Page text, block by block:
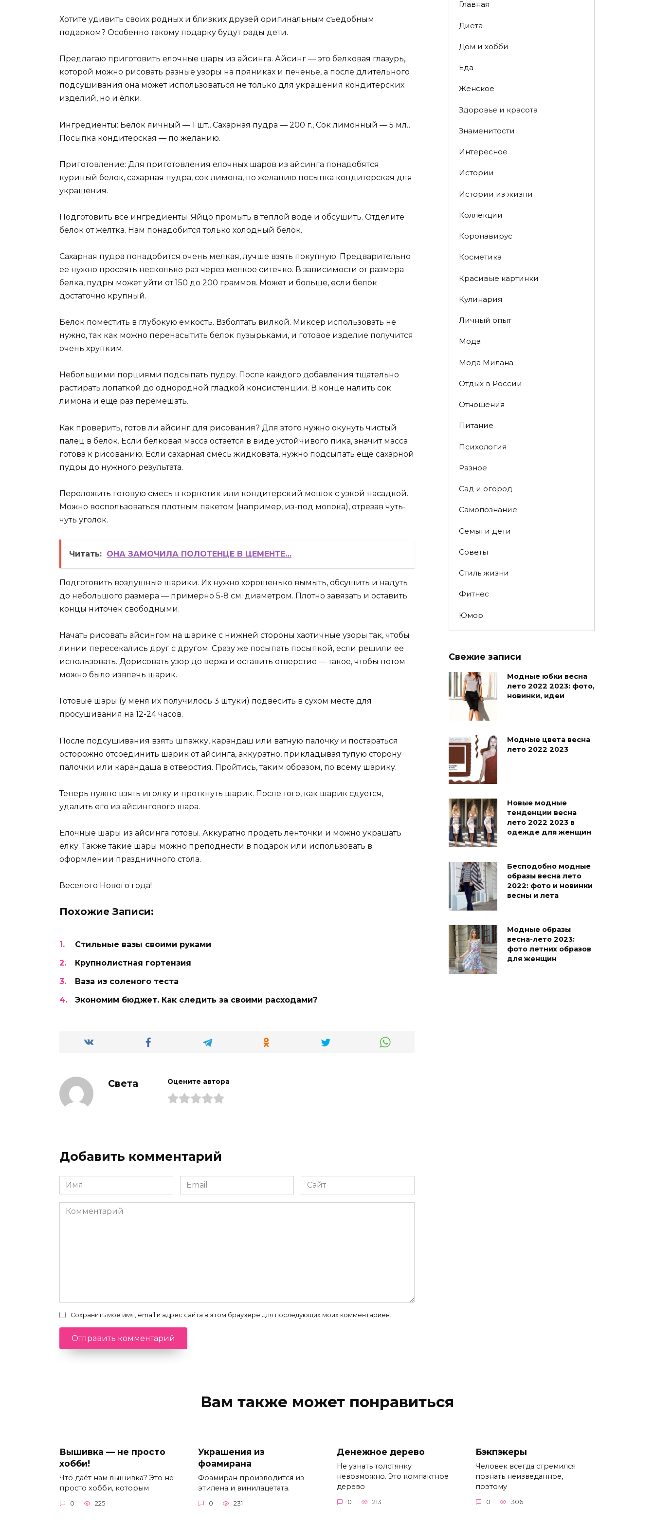
Хотите удивить своих родных и близких друзей оригинальным съедобным
подарком? Особенно такому подарку будут рады дети.
Предлагаю приготовить елочные шары из айсинга. Айсинг — это белковая глазурь,
которой можно рисовать разные узоры на пряниках и печенье, а после длительного
подсушивания она может использоваться не только для украшения кондитерских
изделий, но и ёлки.
Ингредиенты: Белок яичный — 1 шт., Сахарная пудра — 200 г., Сок лимонный — 5 мл.,
Посыпка кондитерская — по желанию.
Приготовление: Для приготовления елочных шаров из айсинга понадобятся
куриный белок, сахарная пудра, сок лимона, по желанию посыпка кондитерская для
украшения.
Подготовить все ингредиенты. Яйцо промыть в теплой воде и обсушить. Отделите
белок от желтка. Нам понадобится только холодный белок.
Сахарная пудра понадобится очень мелкая, лучше взять покупную. Предварительно
ее нужно просеять несколько раз через мелкое ситечко. В зависимости от размера
белка, пудры может уйти от 150 до 200 граммов. Может и больше, если белок
достаточно крупный.
Белок поместить в глубокую емкость. Взболтать вилкой. Миксер использовать не
нужно, так как можно перенасытить белок пузырьками, и готовое изделие получится
очень хрупким.
Небольшими порциями подсыпать пудру. После каждого добавления тщательно
растирать лопаткой до однородной гладкой консистенции. В конце налить сок
лимона и еще раз перемешать.
Как проверить, готов ли айсинг для рисования? Для этого нужно окунуть чистый
палец в белок. Если белковая масса остается в виде устойчивого пика, значит масса
готова к рисованию. Если сахарная смесь жидковата, нужно подсыпать еще сахарной
пудры до нужного результата.
Переложить готовую смесь в корнетик или кондитерский мешок с узкой насадкой.
Можно воспользоваться плотным пакетом (например, из-под молока), отрезав чуть-
чуть уголок.
Читать: ОНА ЗАМОЧИЛА ПОЛОТЕНЦЕ В ЦЕМЕНТЕ…
Подготовить воздушные шарики. Их нужно хорошенько вымыть, обсушить и надуть
до небольшого размера — примерно 5-8 см. диаметром. Плотно завязать и оставить
концы ниточек свободными.
Начать рисовать айсингом на шарике с нижней стороны хаотичные узоры так, чтобы
линии пересекались друг с другом. Сразу же посыпать посыпкой, если решили ее
использовать. Дорисовать узор до верха и оставить отверстие — такое, чтобы потом
можно было извлечь шарик.
Готовые шары (у меня их получилось 3 штуки) подвесить в сухом месте для
просушивания на 12-24 часов.
После подсушивания взять шпажку, карандаш или ватную палочку и постараться
осторожно отсоединить шарик от айсинга, аккуратно, прикладывая тупую сторону
палочки или карандаша в отверстия. Пройтись, таким образом, по всему шарику.
Теперь нужно взять иголку и проткнуть шарик. После того, как шарик сдуется,
удалить его из айсингового шара.
Елочные шары из айсинга готовы. Аккуратно продеть ленточки и можно украшать
елку. Также такие шары можно преподнести в подарок или использовать в
оформлении праздничного стола.
Веселого Нового года!
Похожие Записи:
Стильные вазы своими руками
Крупнолистная гортензия
Ваза из соленого теста
Экономим бюджет. Как следить за своими расходами?
Света Оцените автора
Добавить комментарий
Имя
*
Email
*
Сайт
Комментарий
Сохранить моё имя, email и адрес сайта в этом браузере для последующих моих комментариев.
Главная
Диета
Дом и хобби
Еда
Женское
Здоровье и красота
Знаменитости
Интересное
Истории
Истории из жизни
Коллекции
Коронавирус
Косметика
Красивые картинки
Кулинария
Личный опыт
Мода
Мода Милана
Отдых в России
Отношения
Питание
Психология
Разное
Сад и огород
Самопознание
Семья и дети
Советы
Стиль жизни
Фитнес
Юмор
Свежие записи
Модные юбки весна
лето 2022 2023: фото,
новинки, идеи
Модные цвета весна
лето 2022 2023
Новые модные
тенденции весна
лето 2022 2023 в
одежде для женщин
Бесподобно модные
образы весна лето
2022: фото и новинки
весны и лета
Модные образы
весна-лето 2023:
фото летних образов
для женщин
Вам также может понравиться
Вышивка — не просто
хобби!
Что даёт нам вышивка? Это не
просто хобби, которым
0 225
Украшения из
фоамирана
Фоамиран производится из
этилена и винилацетата.
0 231
Денежное дерево
Не узнать толстянку
невозможно. Это компактное
дерево
0 213
Бэкпэкеры
Человек всегда стремился
познать неизведанное,
поэтому
0 306